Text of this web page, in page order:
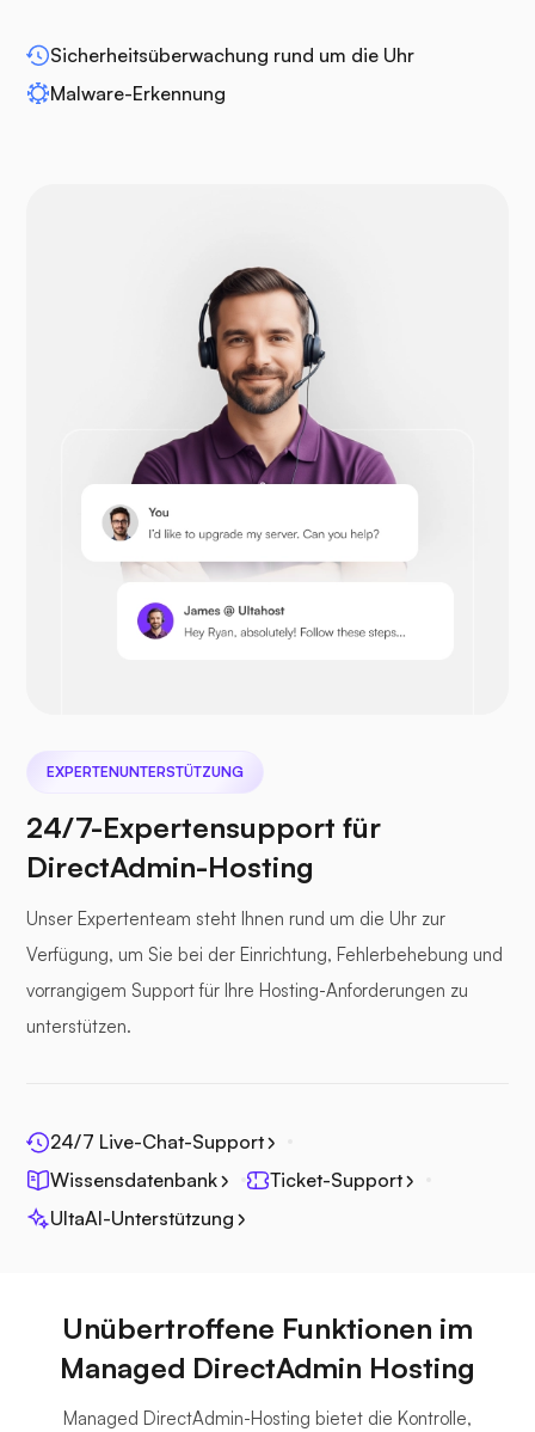
WP-Extendify
Opencart
Prestashop
Seedatei
Plex
Sicherheitsüberwachung rund um die Uhr
Malware-Erkennung
EXPERTENUNTERSTÜTZUNG
24/7-Expertensupport für
DirectAdmin-Hosting
Unser Expertenteam steht Ihnen rund um die Uhr zur
Verfügung, um Sie bei der Einrichtung, Fehlerbehebung und
vorrangigem Support für Ihre Hosting-Anforderungen zu
unterstützen.
24/7 Live-Chat-Support
Wissensdatenbank
Ticket-Support
UltaAI-Unterstützung
Unübertroffene Funktionen im
Managed DirectAdmin Hosting
Managed DirectAdmin-Hosting bietet die Kontrolle,